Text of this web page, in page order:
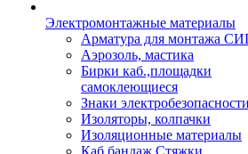
Электромонтажные материалы
Арматура для монтажа
Аэрозоль, мастика
Бирки каб.,площадки
самоклеющиеся
Знаки электробезопасности
Изоляторы, колпачки
Изоляционные материалы